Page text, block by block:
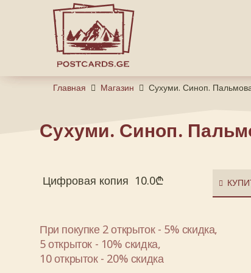
Главная Магазин Сухуми. Синоп.
Сухуми. Синоп.
Цифровая копия 10.0₾
При покупке 2 открыток - 5% скидка,
5 открыток - 10% скидка,
10 открыток - 20% скидка